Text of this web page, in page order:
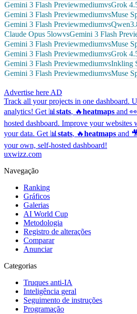
Gemini 3 Flash PreviewmediumvsGrok
Gemini 3 Flash PreviewmediumvsMuse
Gemini 3 Flash Previewmediumvs
Claude Opus 5lowvsGemini 3 Flash
Gemini 3 Flash PreviewmediumvsMuse
Gemini 3 Flash PreviewmediumvsGrok
Gemini 3 Flash PreviewmediumvsInkling
Gemini 3 Flash PreviewmediumvsMuse
Advertise here AD
Track all your projects in one dashboard.
analytics! Get 📊 stats, 🔥heatmaps and 👀
hosted dashboard. Improve your websites
your data. Get 📊 stats, 🔥heatmaps and
your own, self-hosted dashboard!
uxwizz.com
Navegação
Ranking
Gráficos
Galerias
AI World Cup
Metodologia
Registro de alterações
Comparar
Anunciar
Categorias
Truques anti-IA
Inteligência geral
Seguimento de instruções
Programação